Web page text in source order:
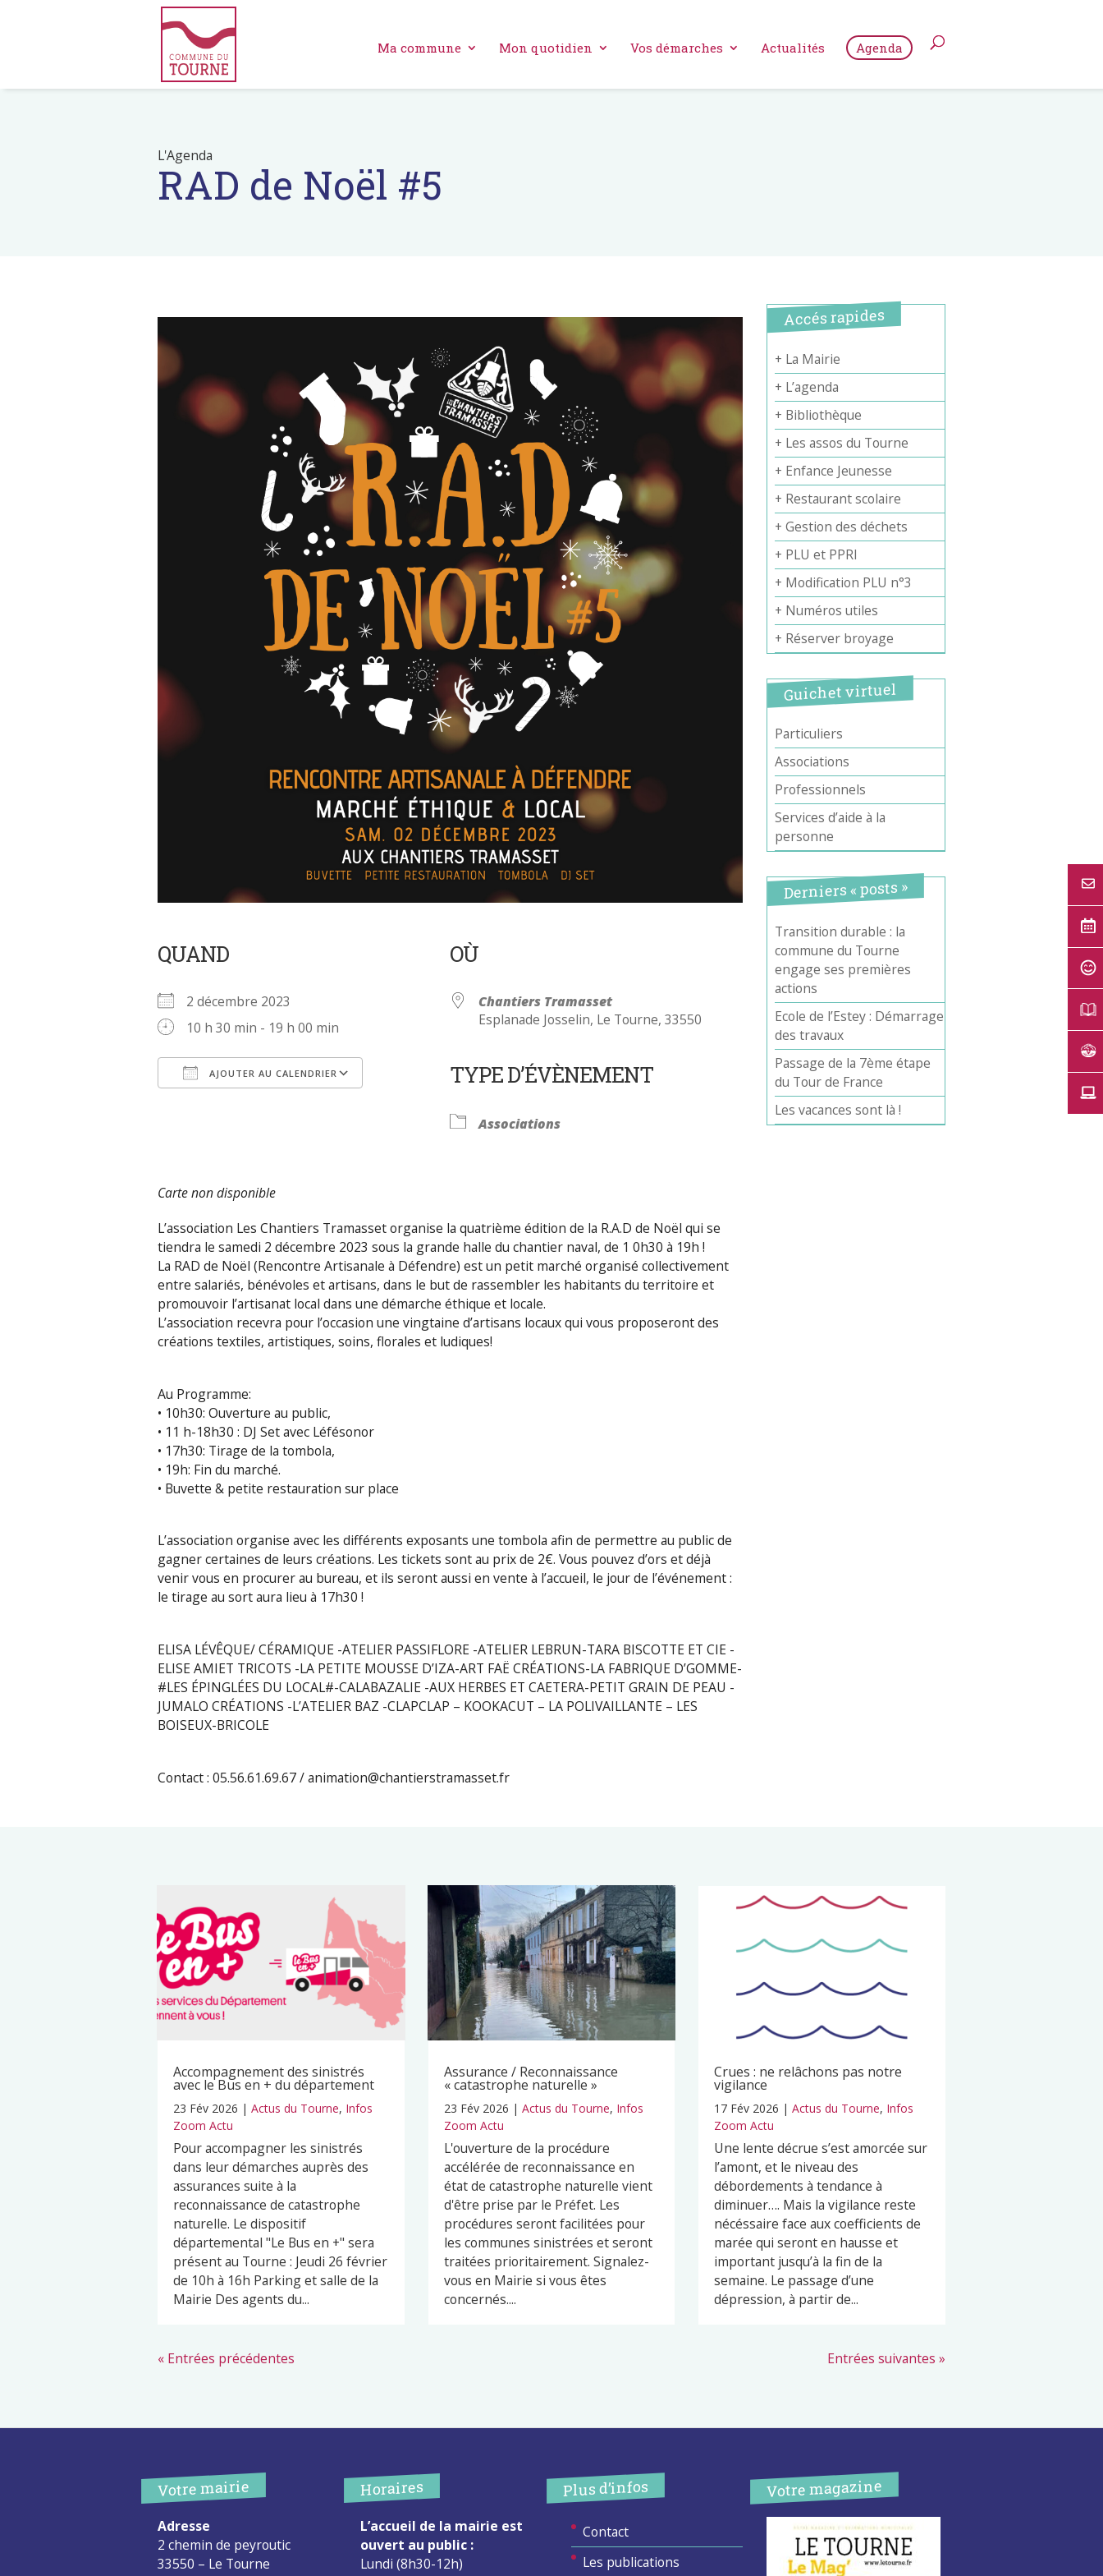
Ma commune Mon quotidien Vos démarches Actualités Agenda
L'Agenda
RAD de Noël #5
QUAND
2 décembre 2023
10 h 30 min - 19 h 00 min
AJOUTER AU CALENDRIER
Office 365
OÙ
Chantiers Tramasset
Esplanade Josselin, Le Tourne, 33550
TYPE D’ÉVÈNEMENT
Associations
Carte non disponible
L’association Les Chantiers Tramasset organise la quatrième édition de la R.A.D de Noël qui se
tiendra le samedi 2 décembre 2023 sous la grande halle du chantier naval, de 1 0h30 à 19h !
La RAD de Noël (Rencontre Artisanale à Défendre) est un petit marché organisé collectivement
entre salariés, bénévoles et artisans, dans le but de rassembler les habitants du territoire et
promouvoir l’artisanat local dans une démarche éthique et locale.
L’association recevra pour l’occasion une vingtaine d’artisans locaux qui vous proposeront des
créations textiles, artistiques, soins, florales et ludiques!
Au Programme:
• 10h30: Ouverture au public,
• 11 h-18h30 : DJ Set avec Léfésonor
• 17h30: Tirage de la tombola,
• 19h: Fin du marché.
• Buvette & petite restauration sur place
L’association organise avec les différents exposants une tombola afin de permettre au public de
gagner certaines de leurs créations. Les tickets sont au prix de 2€. Vous pouvez d’ors et déjà
venir vous en procurer au bureau, et ils seront aussi en vente à l’accueil, le jour de l’événement :
le tirage au sort aura lieu à 17h30 !
ELISA LÉVÊQUE/ CÉRAMIQUE -ATELIER PASSIFLORE -ATELIER LEBRUN-TARA BISCOTTE ET CIE -
ELISE AMIET TRICOTS -LA PETITE MOUSSE D’IZA-ART FAË CRÉATIONS-LA FABRIQUE D’GOMME-
#LES ÉPINGLÉES DU LOCAL#-CALABAZALIE -AUX HERBES ET CAETERA-PETIT GRAIN DE PEAU -
JUMALO CRÉATIONS -L’ATELIER BAZ -CLAPCLAP – KOOKACUT – LA POLIVAILLANTE – LES
BOISEUX-BRICOLE
Contact : 05.56.61.69.67 / animation@chantierstramasset.fr
Accés rapides
+ La Mairie
+ L’agenda
+ Bibliothèque
+ Les assos du Tourne
+ Enfance Jeunesse
+ Restaurant scolaire
+ Gestion des déchets
+ PLU et PPRI
+ Modification PLU n°3
+ Numéros utiles
+ Réserver broyage
Guichet virtuel
Particuliers
Associations
Professionnels
Services d’aide à la
personne
Derniers « posts »
Transition durable : la
commune du Tourne
engage ses premières
actions
Ecole de l’Estey : Démarrage
des travaux
Passage de la 7ème étape
du Tour de France
Les vacances sont là !
Accompagnement des sinistrés
avec le Bus en + du département
23 Fév 2026 | Actus du Tourne, Infos
Zoom Actu
Pour accompagner les sinistrés
dans leur démarches auprès des
assurances suite à la
reconnaissance de catastrophe
naturelle. Le dispositif
départemental "Le Bus en +" sera
présent au Tourne : Jeudi 26 février
de 10h à 16h Parking et salle de la
Mairie Des agents du...
Assurance / Reconnaissance
« catastrophe naturelle »
23 Fév 2026 | Actus du Tourne, Infos
Zoom Actu
L'ouverture de la procédure
accélérée de reconnaissance en
état de catastrophe naturelle vient
d'être prise par le Préfet. Les
procédures seront facilitées pour
les communes sinistrées et seront
traitées prioritairement. Signalez-
vous en Mairie si vous êtes
concernés....
Crues : ne relâchons pas notre
vigilance
17 Fév 2026 |Actus du Tourne, Infos
Zoom Actu
Une lente décrue s’est amorcée sur
l’amont, et le niveau des
débordements à tendance à
diminuer…. Mais la vigilance reste
nécéssaire face aux coefficients de
marée qui seront en hausse et
important jusqu’à la fin de la
semaine. Le passage d’une
dépression, à partir de...
« Entrées précédentes Entrées suivantes »
Votre mairie
Adresse
2 chemin de peyroutic
33550 – Le Tourne
Horaires
L’accueil de la mairie est
ouvert au public :
Lundi (8h30-12h)
Plus d’infos
Contact
Les publications
Votre magazine